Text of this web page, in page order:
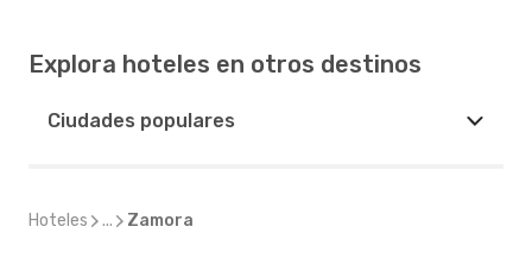
Explora hoteles en otros destinos
Ciudades populares
Hoteles ... Zamora